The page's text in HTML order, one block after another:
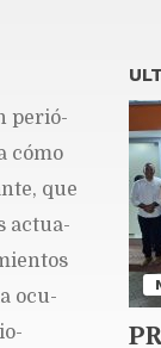
pe­rió­
cómo
que
ac­tua­
ocu­